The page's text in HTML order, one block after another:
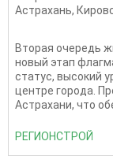
Астрахань,
Вторая очередь
новый этап
статус, высокий
центре города.
Астрахани, что
РЕГИОНСТРОЙ